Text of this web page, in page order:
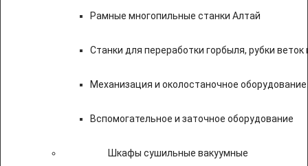
Рамные многопильные станки Алтай
Станки для переработки горбыля, рубки веток
Механизация и околостаночное оборудование
Вспомогательное и заточное оборудование
Шкафы сушильные вакуумные